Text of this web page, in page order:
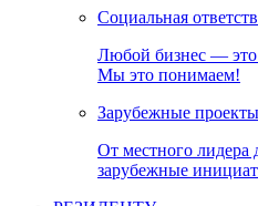
Социальная
Любой бизнес —
Мы это понимаем!
Зарубежные
От местного лидера
зарубежные